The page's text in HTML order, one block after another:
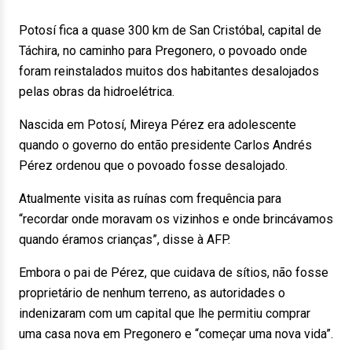
Potosí fica a quase 300 km de San Cristóbal, capital de
Táchira, no caminho para Pregonero, o povoado onde
foram reinstalados muitos dos habitantes desalojados
pelas obras da hidroelétrica.
Nascida em Potosí, Mireya Pérez era adolescente
quando o governo do então presidente Carlos Andrés
Pérez ordenou que o povoado fosse desalojado.
Atualmente visita as ruínas com frequência para
“recordar onde moravam os vizinhos e onde brincávamos
quando éramos crianças”, disse à AFP.
Embora o pai de Pérez, que cuidava de sítios, não fosse
proprietário de nenhum terreno, as autoridades o
indenizaram com um capital que lhe permitiu comprar
uma casa nova em Pregonero e “começar uma nova vida”.